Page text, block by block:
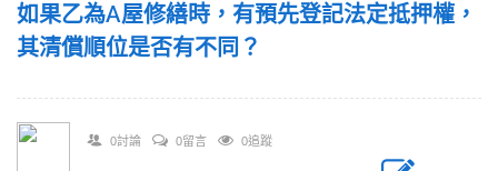
如果乙為A屋修繕時，有預先登記法定抵押權，
其清償順位是否有不同？
0討論 0留言 0追蹤